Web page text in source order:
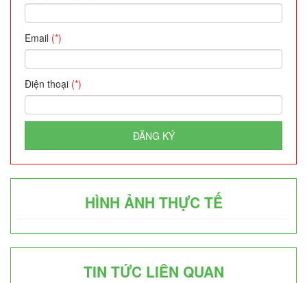
Email (*)
Điện thoại (*)
ĐĂNG KÝ
HÌNH ẢNH THỰC TẾ
TIN TỨC LIÊN QUAN